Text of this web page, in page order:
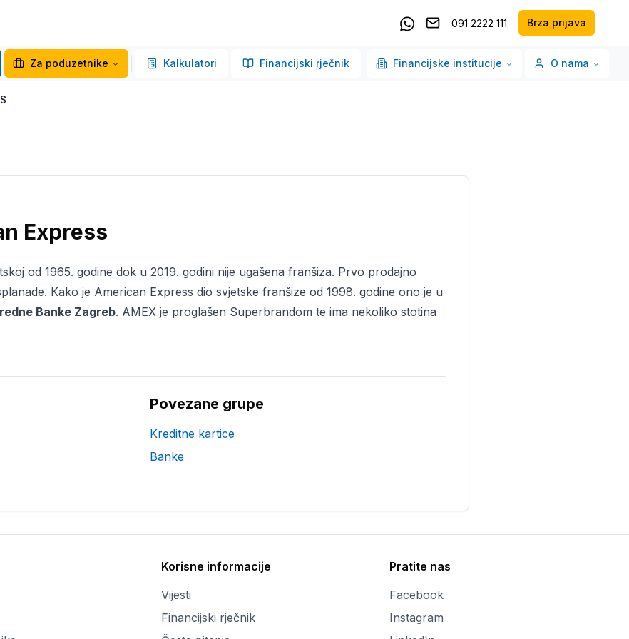
Kontaktirajte nas putem Whatsappa
091 2222 111 Brza prijava
Za poduzetnike Kalkulatori Financijski rječnik Financijske institucije O nama
Express
od 1965. godine dok u 2019. godini nije ugašena franšiza. Prvo prodajno
Kako je American Express dio svjetske franšize od 1998. godine ono je u
Banke Zagreb. AMEX je proglašen Superbrandom te ima nekoliko stotina
Povezane grupe
Kreditne kartice
Banke
Korisne informacije
Vijesti
Financijski rječnik
Pratite nas
Facebook
Instagram